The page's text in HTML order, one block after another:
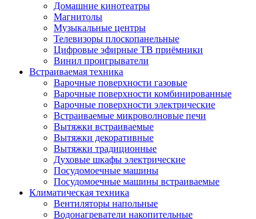
Домашние кинотеатры
Магнитолы
Музыкальные центры
Телевизоры плоскопанельные
Цифровые эфирные ТВ приёмники
Винил проигрыватели
Встраиваемая техника
Варочные поверхности газовые
Варочные поверхности комбинированные
Варочные поверхности электрические
Встраиваемые микроволновые печи
Вытяжки встраиваемые
Вытяжки декоративные
Вытяжки традиционные
Духовые шкафы электрические
Посудомоечные машины
Посудомоечные машины встраиваемые
Климатическая техника
Вентиляторы напольные
Водонагреватели накопительные